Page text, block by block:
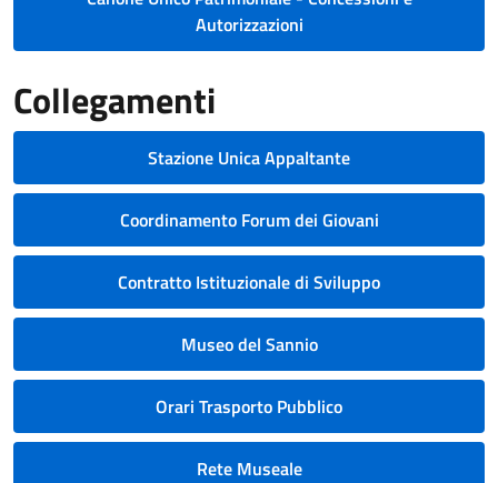
Autorizzazioni
Collegamenti
Stazione Unica Appaltante
Coordinamento Forum dei Giovani
Contratto Istituzionale di Sviluppo
Museo del Sannio
Orari Trasporto Pubblico
Rete Museale